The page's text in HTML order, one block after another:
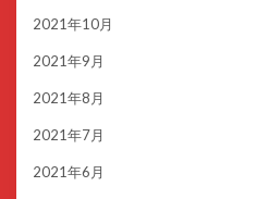
2021年10月
2021年9月
2021年8月
2021年7月
2021年6月